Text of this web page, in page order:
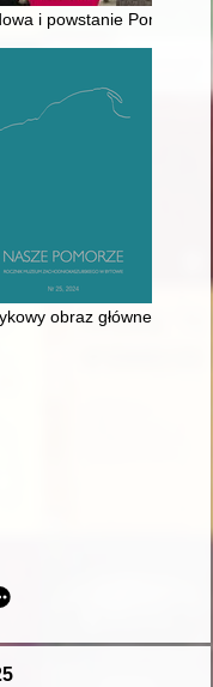
babce = On a lost
i powstanie Pomnika
średniowieczu
obraz głównego